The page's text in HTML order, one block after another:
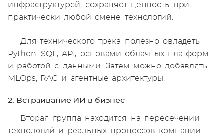
инфраструктурой, сохраняет ценность при
практически любой смене технологий.
Для технического трека полезно овладеть
Python, SQL, API, основами облачных платформ
и работой с данными. Затем можно добавлять
MLOps, RAG и агентные архитектуры.
2. Встраивание ИИ в бизнес
Вторая группа находится на пересечении
технологий и реальных процессов компании.